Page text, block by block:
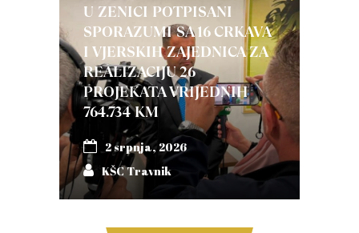
U ZENICI POTPISANI
SPORAZUMI SA 16 CRKAVA
I VJERSKIH ZAJEDNICA ZA
REALIZACIJU 26
PROJEKATA VRIJEDNIH
764.734 KM
2 srpnja, 2026
KŠC Travnik